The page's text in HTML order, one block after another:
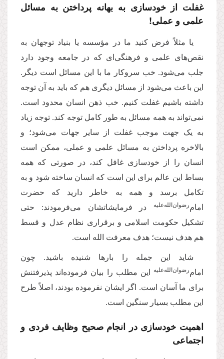
غفلت از خودسازی به بهانه پرداختن به مسائل
علمی و عملی!
یا مثلاً فرض کنید ما در مؤسسه ‌یا بنیاد توجهان به
نقص‌های علمی و فرهنگی‌ای که در جامعه وجود دارد
جلب می‌شود. خب سروکار ما با این مسائل است دیگر.
این باعث می‌شود از مسائل دیگری هم که باید به آن توجه
داشته باشیم غفلت کنیم. خب ذهن انسان محدود است.
نمی‌تواند به همه‌ مسائل به طور کامل توجه کند. توجه زیاد
به‌ یک جهت موجب غفلت از سایر جهات می‌شود؛ و
بالاخره پرداختن به مسائل علمی و عملی، ممکن است
انسان را از خودسازی غافل کند، در صورتی که همه‌
بساط این عالم برای این است که انسان ساخته شود و به
تکامل برسد و همه به خاطر دارید که حضرت
امام‌رضوان‌‌الله‌‌علیه
در فرمایشاتشان می‌فرمودند: حتی
تشکیل حکومت اسلامی و برقراری نظام عدل و قسط
هم هدف نیست؛ هدف معرفت الله است.
شاید این جمله را بارها شنیده باشید. چون
امام‌رضوان‌‌الله‌‌علیه
این مطلب را بیان فرموده‌اند پذیرفتنش
برای ما آسان است. اگر ایشان نفرموده بودند، اصلاً طرح
این مطلب بسیار سنگین است.
اهمیت خودسازی در انجام صحیح وظایف فردی و
اجتماعی